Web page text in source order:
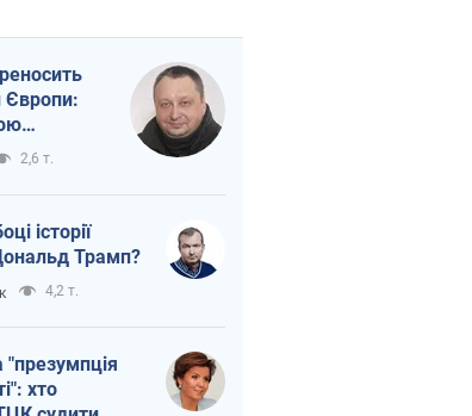
Європи:
2,6 т.
історії
Трамп?
4,2 т.
хто